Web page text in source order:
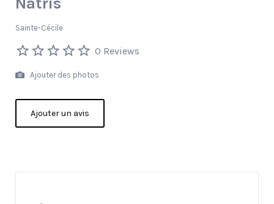
Sainte-Cécile
0 Reviews
Ajouter des photos
Ajouter un avis